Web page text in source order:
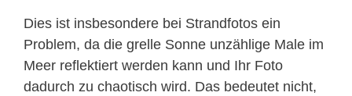
Dies ist insbesondere bei Strandfotos ein
Problem, da die grelle Sonne unzählige Male im
Meer reflektiert werden kann und Ihr Foto
dadurch zu chaotisch wird. Das bedeutet nicht,